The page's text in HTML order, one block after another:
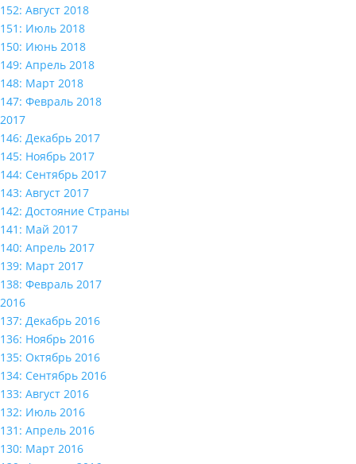
152: Август 2018
151: Июль 2018
150: Июнь 2018
149: Апрель 2018
148: Март 2018
147: Февраль 2018
2017
146: Декабрь 2017
145: Ноябрь 2017
144: Сентябрь 2017
143: Август 2017
142: Достояние Страны
141: Май 2017
140: Апрель 2017
139: Март 2017
138: Февраль 2017
2016
137: Декабрь 2016
136: Ноябрь 2016
135: Октябрь 2016
134: Сентябрь 2016
133: Август 2016
132: Июль 2016
131: Апрель 2016
130: Март 2016